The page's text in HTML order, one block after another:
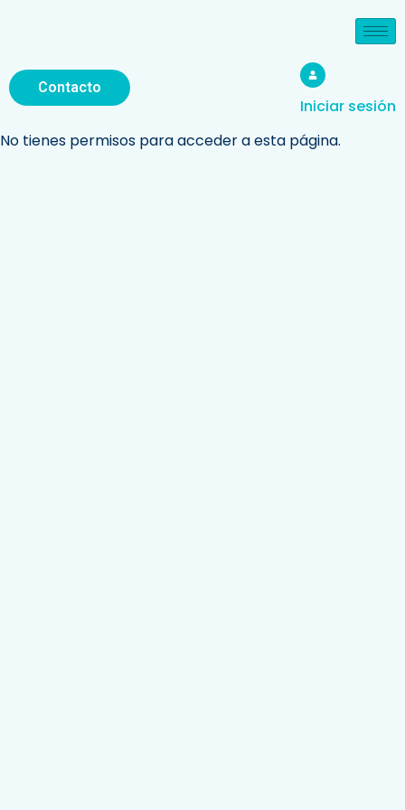
Contacto
Iniciar sesión
No tienes permisos para acceder a esta página.